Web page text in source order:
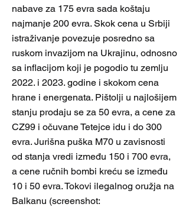
nabave za 175 evra sada koštaju
najmanje 200 evra. Skok cena u Srbiji
istraživanje povezuje posredno sa
ruskom invazijom na Ukrajinu, odnosno
sa inflacijom koji je pogodio tu zemlju
2022. i 2023. godine i skokom cena
hrane i energenata. Pištolji u najlošijem
stanju prodaju se za 50 evra, a cene za
CZ99 i očuvane Tetejce idu i do 300
evra. Jurišna puška M70 u zavisnosti
od stanja vredi između 150 i 700 evra,
a cene ručnih bombi kreću se između
10 i 50 evra. Tokovi ilegalnog oružja na
Balkanu (screenshot: